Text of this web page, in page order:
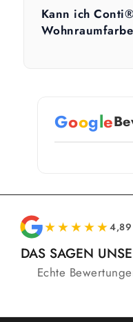
Kann ich
Google
★★★★★
DAS SAGEN
Echte